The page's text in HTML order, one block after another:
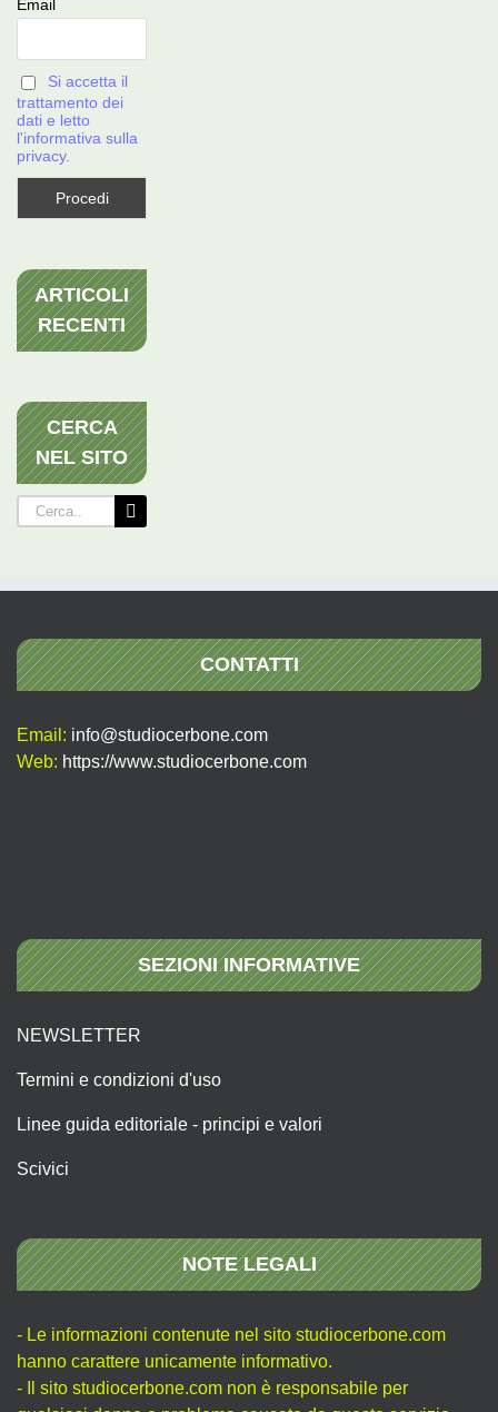
Email
Si accetta il
trattamento dei
dati e letto
l'informativa sulla
privacy.
ARTICOLI
RECENTI
CERCA
NEL SITO
Cerca
per:
CONTATTI
Email: info@studiocerbone.com
Web: https://www.studiocerbone.com
SEZIONI INFORMATIVE
NEWSLETTER
Termini e condizioni d'uso
Linee guida editoriale - principi e valori
Scivici
NOTE LEGALI
- Le informazioni contenute nel sito studiocerbone.com
hanno carattere unicamente informativo.
- Il sito studiocerbone.com non è responsabile per